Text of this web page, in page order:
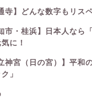
寺】どんな数字もリス
市・桂浜】日本人なら
に！
神宮（日の宮）】平和
」